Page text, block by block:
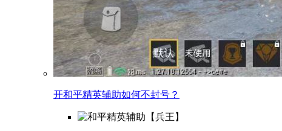
开和平精英辅助如何不封号？